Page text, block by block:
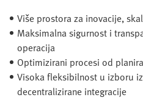
Više prostora za inovacije,
Maksimalna sigurnost i
operacija
Optimizirani procesi od
Visoka fleksibilnost u izboru
decentralizirane integracije